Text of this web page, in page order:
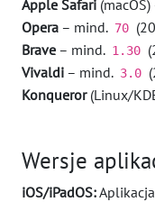
Apple Safari
Opera – mind. 70
Brave – mind. 1.30
Vivaldi – mind. 3.0
Konqueror(Linux/
Wersje
iOS/iPadOS: